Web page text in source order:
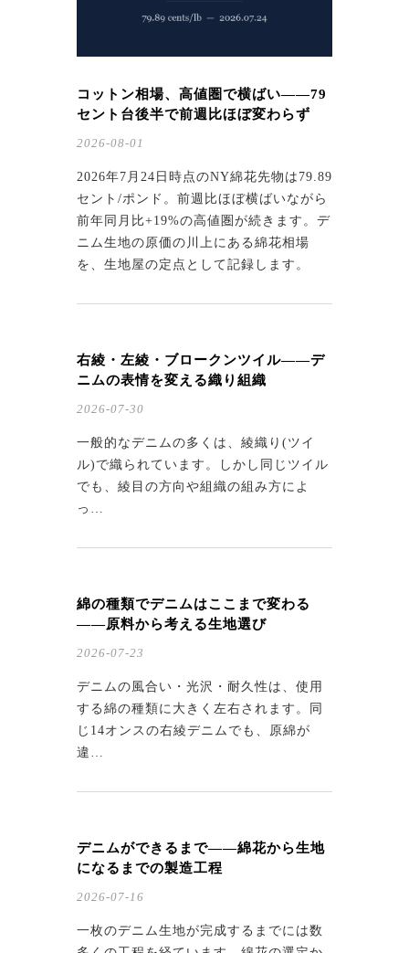
コットン相場、高値圏で横ばい——79
セント台後半で前週比ほぼ変わらず
2026-08-01
2026年7月24日時点のNY綿花先物は79.89
セント/ポンド。前週比ほぼ横ばいながら
前年同月比+19%の高値圏が続きます。デ
ニム生地の原価の川上にある綿花相場
を、生地屋の定点として記録します。
右綾・左綾・ブロークンツイル——デ
ニムの表情を変える織り組織
2026-07-30
一般的なデニムの多くは、綾織り(ツイ
ル)で織られています。しかし同じツイル
でも、綾目の方向や組織の組み方によ
っ…
綿の種類でデニムはここまで変わる
——原料から考える生地選び
2026-07-23
デニムの風合い・光沢・耐久性は、使用
する綿の種類に大きく左右されます。同
じ14オンスの右綾デニムでも、原綿が
違…
デニムができるまで——綿花から生地
になるまでの製造工程
2026-07-16
一枚のデニム生地が完成するまでには数